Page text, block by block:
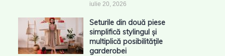
iulie 20, 2026
Seturile din două piese
simplifică stylingul și
multiplică posibilitățile
garderobei